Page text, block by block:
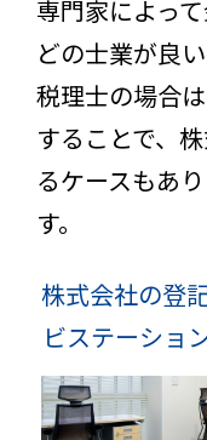
専門家によっ
どの士業が良
税理士の場合
することで、
るケースもあ
す。
株式会社の登
ビステーショ